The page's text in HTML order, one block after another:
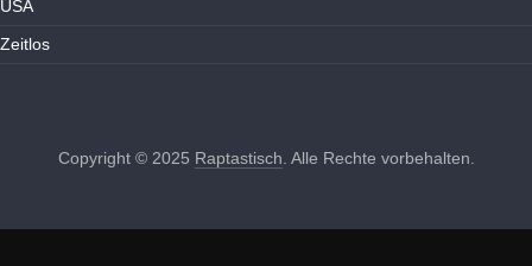
USA
Zeitlos
Copyright © 2025 Raptastisch . Alle Rechte vorbehalten.